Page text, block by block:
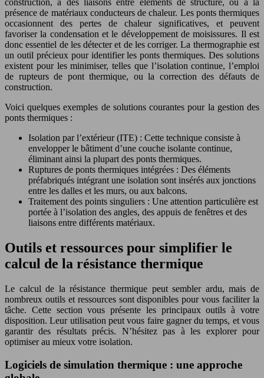
construction, à des liaisons entre éléments de structure, ou à la
présence de matériaux conducteurs de chaleur. Les ponts thermiques
occasionnent des pertes de chaleur significatives, et peuvent
favoriser la condensation et le développement de moisissures. Il est
donc essentiel de les détecter et de les corriger. La thermographie est
un outil précieux pour identifier les ponts thermiques. Des solutions
existent pour les minimiser, telles que l’isolation continue, l’emploi
de rupteurs de pont thermique, ou la correction des défauts de
construction.
Voici quelques exemples de solutions courantes pour la gestion des
ponts thermiques :
Isolation par l’extérieur (ITE) : Cette technique consiste à
envelopper le bâtiment d’une couche isolante continue,
éliminant ainsi la plupart des ponts thermiques.
Ruptures de ponts thermiques intégrées : Des éléments
préfabriqués intégrant une isolation sont insérés aux jonctions
entre les dalles et les murs, ou aux balcons.
Traitement des points singuliers : Une attention particulière est
portée à l’isolation des angles, des appuis de fenêtres et des
liaisons entre différents matériaux.
Outils et ressources pour simplifier le
calcul de la résistance thermique
Le calcul de la résistance thermique peut sembler ardu, mais de
nombreux outils et ressources sont disponibles pour vous faciliter la
tâche. Cette section vous présente les principaux outils à votre
disposition. Leur utilisation peut vous faire gagner du temps, et vous
garantir des résultats précis. N’hésitez pas à les explorer pour
optimiser au mieux votre isolation.
Logiciels de simulation thermique : une approche